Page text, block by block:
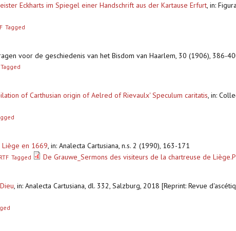
Eckharts im Spiegel einer Handschrift aus der Kartause Erfurt, in:
Tagged
voor de geschiedenis van het Bisdom van Haarlem, 30 (1906), 386-
Tagged
of Carthusian origin of Aelred of Rievaulx' Speculum caritatis, in:
Liège en 1669, in: Analecta Cartusiana, n.s. 2 (1990), 163-171
RTF Tagged De Grauwe_Sermons des visiteurs de la chartreuse de
, in: Analecta Cartusiana, dl. 332, Salzburg, 2018 [Reprint: Revue